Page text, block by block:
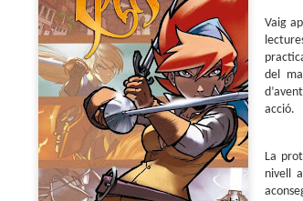
Vaig
del
acció.
La
nivell